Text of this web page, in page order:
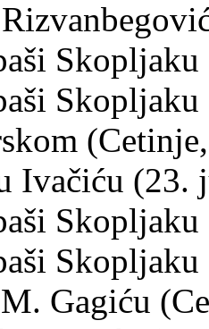
Ivačiću (23.
Gagiću